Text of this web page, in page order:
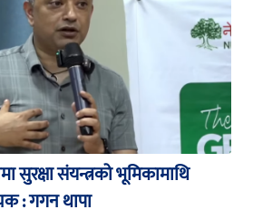
सुरक्षा संयन्त्रको भूमिकामाथि
: गगन थापा